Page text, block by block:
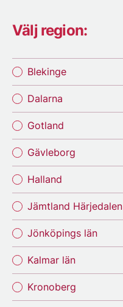
Välj region:
Blekinge
Dalarna
Gotland
Gävleborg
Halland
Jämtland Härjedalen
Jönköpings län
Kalmar län
Kronoberg